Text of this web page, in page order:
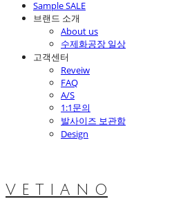
Sample SALE
브랜드 소개
About us
수제화공장 일상
고객센터
Reveiw
FAQ
A/S
1:1문의
발사이즈 보관함
Design
V E T I A N O